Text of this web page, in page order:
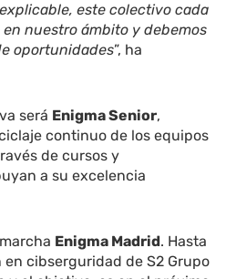
este colectivo cada
nuestro ámbito y debemos
oportunidades”, ha
será Enigma Senior,
continuo de los equipos
de cursos y
a su excelencia
Enigma Madrid. Hasta
cibserguridad de S2 Grupo